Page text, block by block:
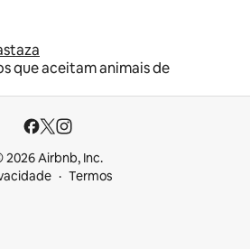
que aceitam animais de
2026 Airbnb, Inc.
Termos